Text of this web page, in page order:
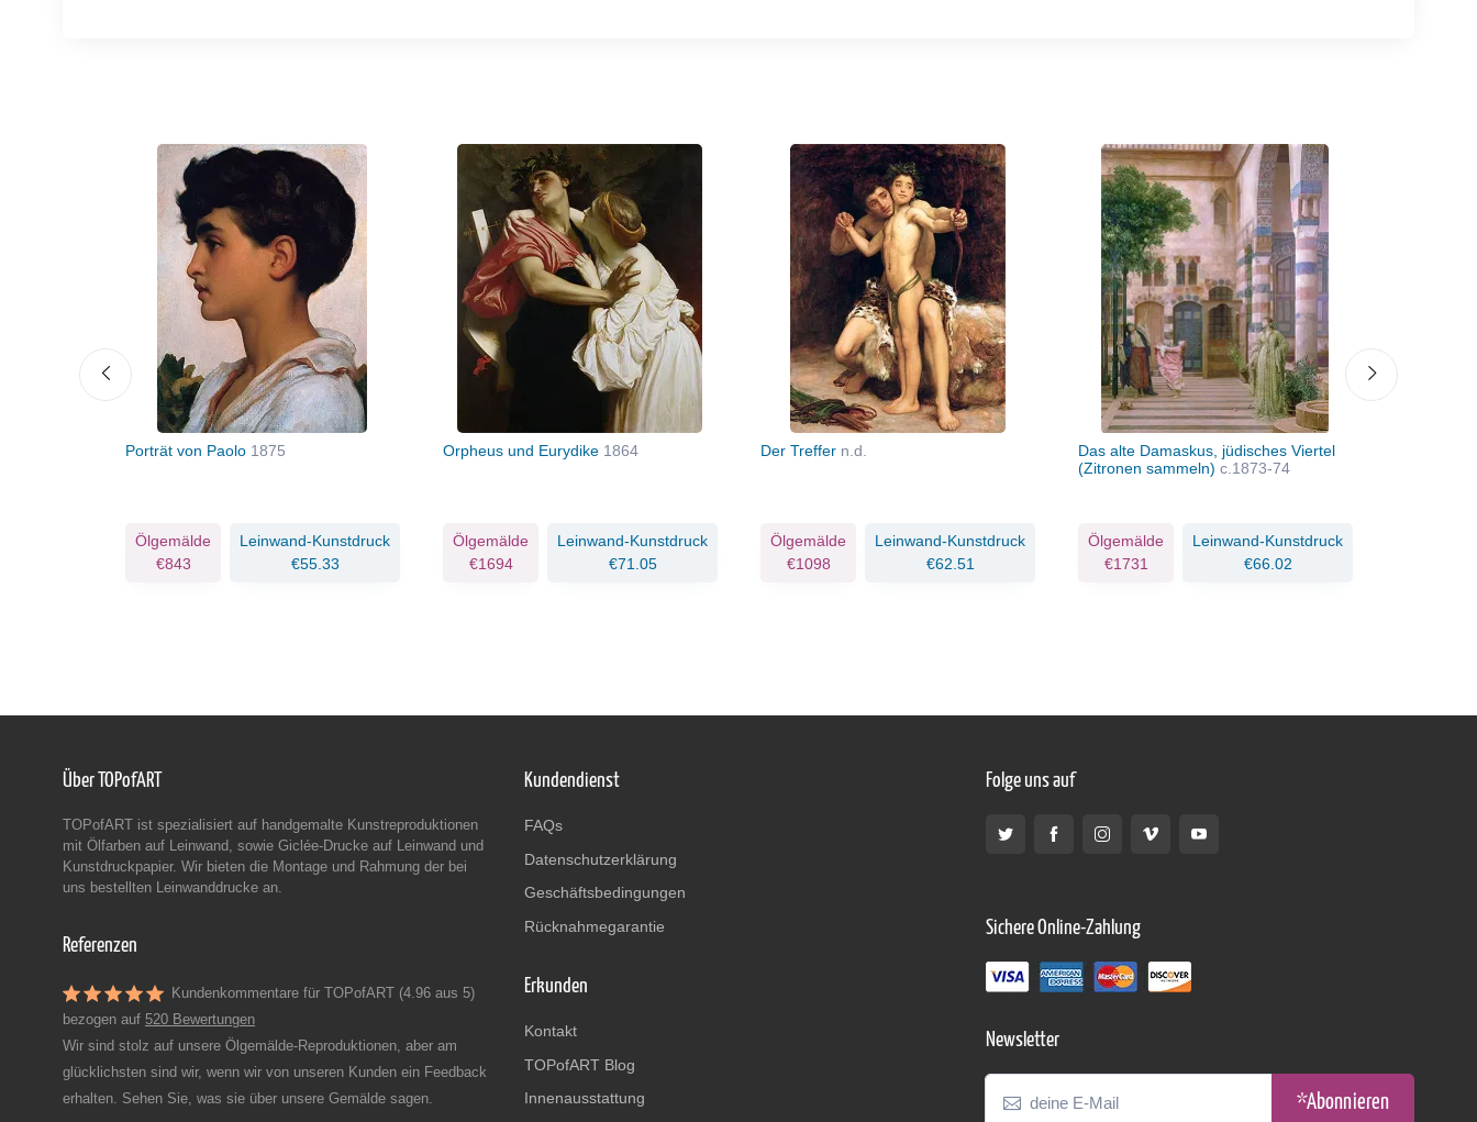
Porträt von Paolo 1875
Ölgemälde
€843
Leinwand-Kunstdruck
€55.33
Orpheus und Eurydike 1864
Ölgemälde
€1694
Leinwand-Kunstdruck
€71.05
Der Treffer n.d.
Ölgemälde
€1098
Leinwand-Kunstdruck
€62.51
Das alte Damaskus, jüdisches Viertel
(Zitronen sammeln) c.1873-74
Ölgemälde
€1731
Leinwand-Kunstdruck
€66.02
Über TOPofART
TOPofART ist spezialisiert auf handgemalte Kunstreproduktionen
mit Ölfarben auf Leinwand, sowie Giclée-Drucke auf Leinwand und
Kunstdruckpapier. Wir bieten die Montage und Rahmung der bei
uns bestellten Leinwanddrucke an.
Referenzen
Kundenkommentare für TOPofART (4.96 aus 5)
bezogen auf 520 Bewertungen
Wir sind stolz auf unsere Ölgemälde-Reproduktionen, aber am
glücklichsten sind wir, wenn wir von unseren Kunden ein Feedback
erhalten. Sehen Sie, was sie über unsere Gemälde sagen.
Kundendienst
FAQs
Datenschutzerklärung
Geschäftsbedingungen
Rücknahmegarantie
Erkunden
Kontakt
TOPofART Blog
Innenausstattung
Folge uns auf
Sichere Online-Zahlung
Newsletter
*Abonnieren